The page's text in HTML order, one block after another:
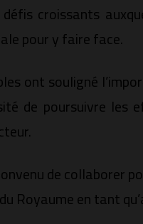
défis croissants
pour y faire face.
ont souligné
de poursuivre les
de collaborer
Royaume en tant